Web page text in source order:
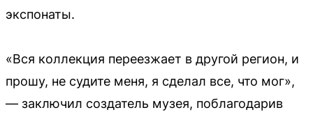
экспонаты.
«Вся коллекция переезжает в другой регион, и
прошу, не судите меня, я сделал все, что мог»,
— заключил создатель музея, поблагодарив